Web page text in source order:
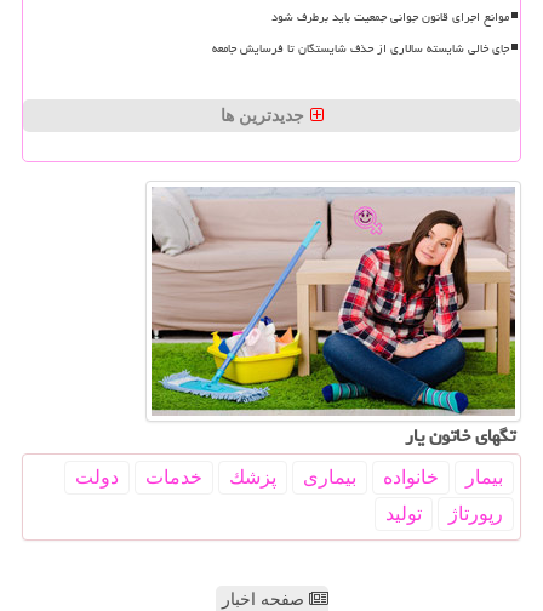
موانع اجرای قانون جوانی جمعیت باید برطرف شود
جای خالی شایسته سالاری از حذف شایستگان تا فرسایش جامعه
جدیدترین ها
تگهای خاتون یار
بیمار خانواده بیماری پزشك خدمات
دولت
رپورتاژ
تولید
صفحه اخبار